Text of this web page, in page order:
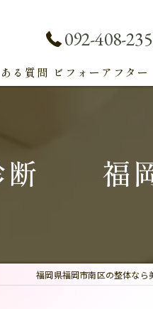
092-408-
る質問 ビフォーアフター
断 福
福岡県福岡市南区の整体な